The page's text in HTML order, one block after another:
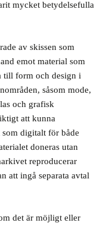
mycket betydelsefulla
av skissen som
emot material som
till form och design i
såsom mode,
och grafisk
att kunna
digitalt för både
doneras utan
reproducerar
att ingå separata avtal
det är möjligt eller